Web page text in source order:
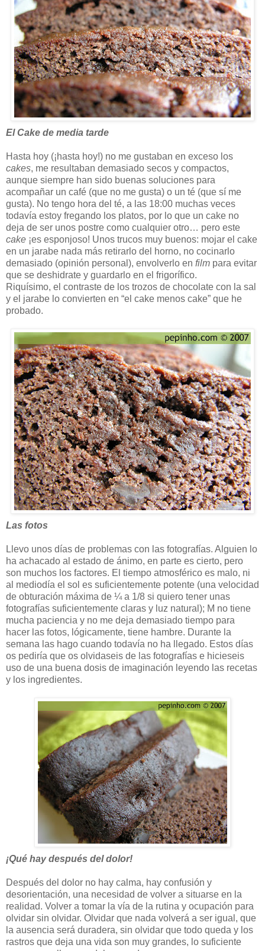
El Cake de media tarde
Hasta hoy (¡hasta hoy!) no me gustaban en exceso los
cakes, me resultaban demasiado secos y compactos,
aunque siempre han sido buenas soluciones para
acompañar un café (que no me gusta) o un té (que sí me
gusta). No tengo hora del té, a las 18:00 muchas veces
todavía estoy fregando los platos, por lo que un cake no
deja de ser unos postre como cualquier otro… pero este
cake ¡es esponjoso! Unos trucos muy buenos: mojar el cake
en un jarabe nada más retirarlo del horno, no cocinarlo
demasiado (opinión personal), envolverlo en film para evitar
que se deshidrate y guardarlo en el frigorífico.
Riquísimo, el contraste de los trozos de chocolate con la sal
y el jarabe lo convierten en “el cake menos cake” que he
probado.
Las fotos
Llevo unos días de problemas con las fotografías. Alguien lo
ha achacado al estado de ánimo, en parte es cierto, pero
son muchos los factores. El tiempo atmosférico es malo, ni
al mediodía el sol es suficientemente potente (una velocidad
de obturación máxima de ¼ a 1/8 si quiero tener unas
fotografías suficientemente claras y luz natural); M no tiene
mucha paciencia y no me deja demasiado tiempo para
hacer las fotos, lógicamente, tiene hambre. Durante la
semana las hago cuando todavía no ha llegado. Estos días
os pediría que os olvidaseis de las fotografías e hicieseis
uso de una buena dosis de imaginación leyendo las recetas
y los ingredientes.
¡Qué hay después del dolor!
Después del dolor no hay calma, hay confusión y
desorientación, una necesidad de volver a situarse en la
realidad. Volver a tomar la vía de la rutina y ocupación para
olvidar sin olvidar. Olvidar que nada volverá a ser igual, que
la ausencia será duradera, sin olvidar que todo queda y los
rastros que deja una vida son muy grandes, lo suficiente